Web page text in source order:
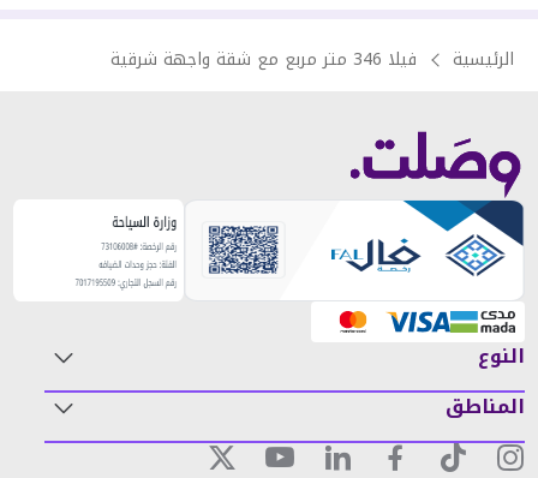
الرئيسية فيلا 346 متر مربع مع شقة واجهة شرقية
النوع
المناطق